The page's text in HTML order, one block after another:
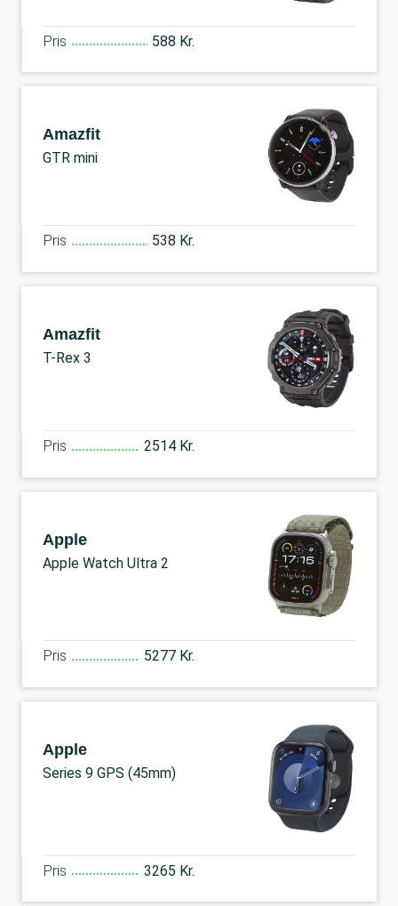
Pris 588 Kr.
Amazfit
GTR mini
Pris 538 Kr.
Amazfit
T-Rex 3
Pris 2514 Kr.
Apple
Apple Watch Ultra 2
Pris 5277 Kr.
Apple
Series 9 GPS (45mm)
Pris 3265 Kr.